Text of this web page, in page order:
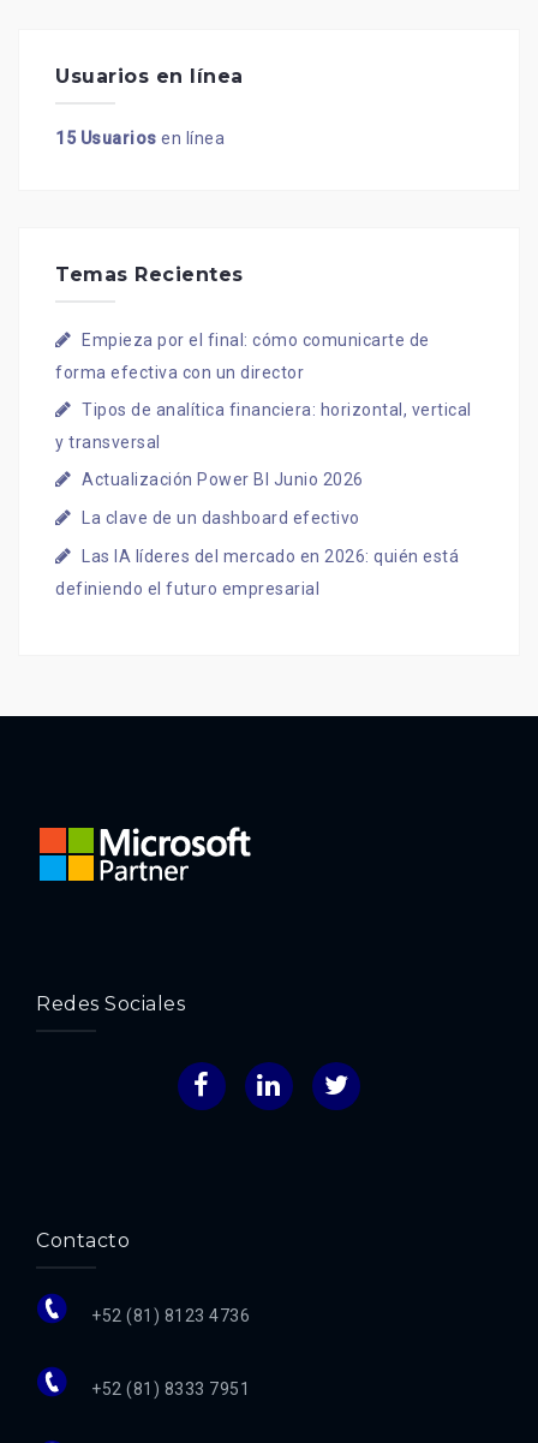
Usuarios en línea
15 Usuarios en línea
Temas Recientes
Empieza por el final: cómo comunicarte de
forma efectiva con un director
Tipos de analítica financiera: horizontal, vertical
y transversal
Actualización Power BI Junio 2026
La clave de un dashboard efectivo
Las IA líderes del mercado en 2026: quién está
definiendo el futuro empresarial
Redes Sociales
FacebookLinkedInTwitter
Contacto
+52 (81) 8123 4736
+52 (81) 8333 7951